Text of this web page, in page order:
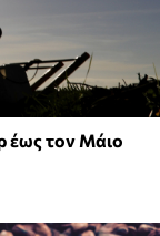
έως τον Μάιο